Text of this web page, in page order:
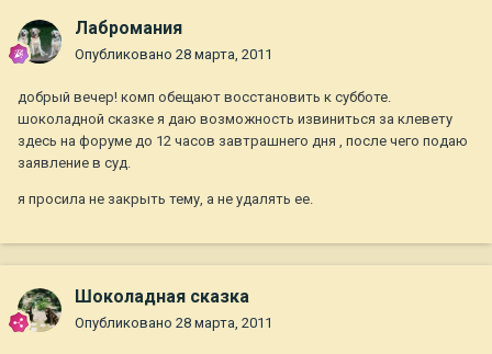
Лабромания
Опубликовано 28 марта, 2011
добрый вечер! комп обещают восстановить к субботе.
шоколадной сказке я даю возможность извиниться за клевету
здесь на форуме до 12 часов завтрашнего дня , после чего подаю
заявление в суд.
я просила не закрыть тему, а не удалять ее.
Шоколадная сказка
Опубликовано 28 марта, 2011